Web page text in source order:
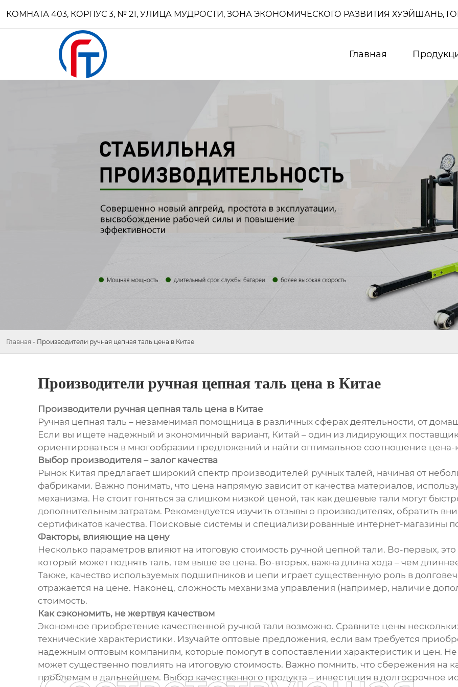
КОМНАТА 403, КОРПУС 3, № 21, УЛИЦА МУДРОСТИ, ЗОНА ЭКОНОМИЧЕСКОГО РАЗВИТИЯ ХУЭЙШАНЬ,
Главная
Главная - Производители ручная цепная таль цена в Китае
Производители ручная цепная таль цена в Китае
Производители ручная цепная таль цена в Китае
Ручная цепная таль – незаменимая помощница в различных сферах деятельности, от
Если вы ищете надежный и экономичный вариант, Китай – один из лидирующих
ориентироваться в многообразии предложений и найти оптимальное соотношение цена-
Выбор производителя – залог качества
Рынок Китая предлагает широкий спектр производителей ручных талей, начиная от
фабриками. Важно понимать, что цена напрямую зависит от качества материалов,
механизма. Не стоит гоняться за слишком низкой ценой, так как дешевые тали могут
дополнительным затратам. Рекомендуется изучить отзывы о производителях, обратить
сертификатов качества. Поисковые системы и специализированные интернет-магазины
Факторы, влияющие на цену
Несколько параметров влияют на итоговую стоимость ручной цепной тали. Во-первых,
который может поднять таль, тем выше ее цена. Во-вторых, важна длина хода – чем
Также, качество используемых подшипников и цепи играет существенную роль в
отражается на цене. Наконец, сложность механизма управления (например, наличие
стоимость.
Как сэкономить, не жертвуя качеством
Экономное приобретение качественной ручной тали возможно. Сравните цены
технические характеристики. Изучайте оптовые предложения, если вам требуется
надежным оптовым компаниям, которые помогут в сопоставлении характеристик и цен.
может существенно повлиять на итоговую стоимость. Важно помнить, что сбережения на
проблемам в дальнейшем. Выбор качественного продукта – инвестиция в долгосрочное